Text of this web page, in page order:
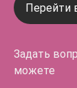
Перейти
Задать
можете